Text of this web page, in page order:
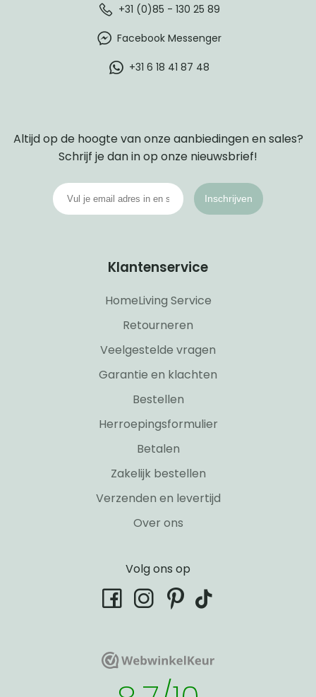
+31 (0)85 - 130 25 89
Facebook Messenger
+31 6 18 41 87 48
Altijd op de hoogte van onze aanbiedingen en sales?
Schrijf je dan in op onze nieuwsbrief!
Inschrijven
Klantenservice
HomeLiving Service
Retourneren
Veelgestelde vragen
Garantie en klachten
Bestellen
Herroepingsformulier
Betalen
Zakelijk bestellen
Verzenden en levertijd
Over ons
Volg ons op
facebookinstagram
pinterest
tiktok
WebwinkelKeurWebwinkelKeur